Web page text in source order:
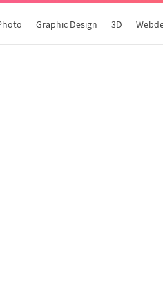
Graphic Design 3D